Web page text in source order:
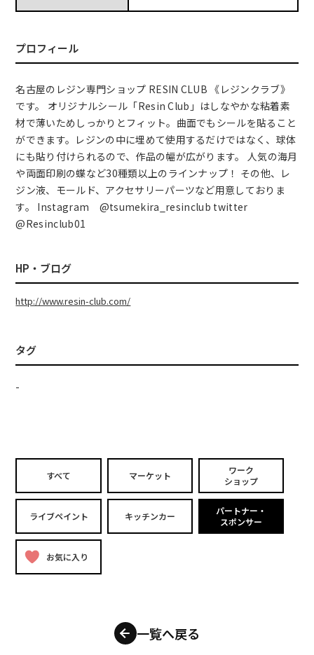
プロフィール
名古屋のレジン専門ショップ RESIN CLUB 《レジンクラブ》
です。 オリジナルシール「Resin Club」はしなやかな粘着素
材で薄いためしっかりとフィット。曲面でもシールを貼ること
ができます。レジンの中に埋めて使用するだけではなく、球体
にも貼り付けられるので、作品の幅が広がります。 人気の海月
や両面印刷の蝶など30種類以上のラインナップ！ その他、レ
ジン液、モールド、アクセサリーパーツなど用意しておりま
す。 Instagram @tsumekira_resinclub twitter
@Resinclub01
HP・ブログ
http://www.resin-club.com/
タグ
-
すべて マーケット
ワーク
ショップ
ライブペイント キッチンカー
パートナー・
スポンサー
お気に入り
一覧へ戻る